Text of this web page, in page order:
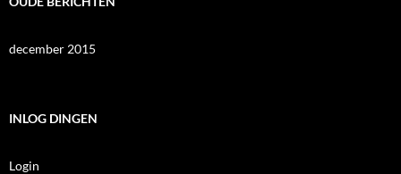
december 2015
INLOG DINGEN
Login